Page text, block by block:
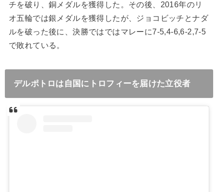
チを破り、銅メダルを獲得した。その後、 2016年のリ
オ五輪では銀メダルを獲得したが、ジョコビッチとナダ
ルを破った後に、決勝ではではマレーに7-5,4-6,6-2,7-5
で敗れている。
デルポトロは自国にトロフィーを届けた立役者